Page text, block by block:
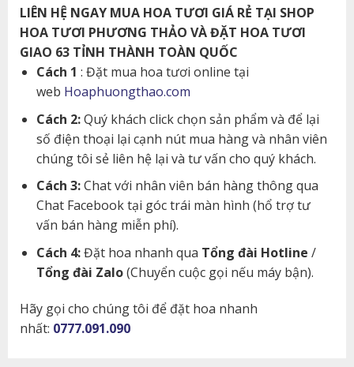
LIÊN HỆ NGAY MUA HOA TƯƠI GIÁ RẺ TẠI SHOP
HOA TƯƠI PHƯƠNG THẢO VÀ ĐẶT HOA TƯƠI
GIAO 63 TỈNH THÀNH TOÀN QUỐC
Cách 1 : Đặt mua hoa tươi online tại
web Hoaphuongthao.com
Cách 2:Quý khách click chọn sản phẩm và để lại
số điện thoại lại cạnh nút mua hàng và nhân viên
chúng tôi sẻ liên hệ lại và tư vấn cho quý khách.
Cách 3:Chat với nhân viên bán hàng thông qua
Chat Facebook tại góc trái màn hình (hổ trợ tư
vấn bán hàng miễn phí).
Cách 4:Đặt hoa nhanh qua Tổng đài Hotline /
Tổng đài Zalo(Chuyển cuộc gọi nếu máy bận).
Hãy gọi cho chúng tôi để đặt hoa nhanh
nhất: 0777.091.090